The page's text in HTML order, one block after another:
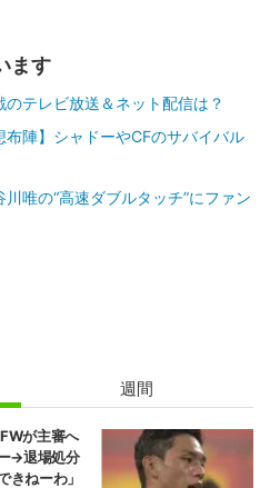
ます
のテレビ放送＆ネット配信は？
布陣】シャドーやCFのサバイバル
川唯の“高速ダブルタッチ”にファン
週間
が主審へ
→退場処分
きねーわ」